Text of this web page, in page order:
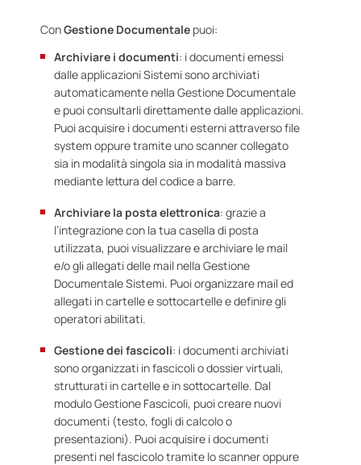
ConGestione Documentale puoi:
Archiviare i documenti: i documenti emessi
dalle applicazioni Sistemi sono archiviati
automaticamente nella Gestione Documentale
e puoi consultarli direttamente dalle applicazioni.
Puoi acquisire i documenti esterni attraverso file
system oppure tramite uno scanner collegato
sia in modalità singola sia in modalità massiva
mediante lettura delcodice a barre.
Archiviare la posta elettronica: grazie a
l’integrazione con la tua casella di posta
utilizzata, puoi visualizzare e archiviare le mail
e/o gli allegati delle mail nella Gestione
Documentale Sistemi. Puoi organizzare mail ed
allegati in cartelle e sottocartelle e definire gli
operatori abilitati.
Gestione dei fascicoli: i documenti archiviati
sono organizzati in fascicoli o dossier virtuali,
strutturati in cartelle e in sottocartelle. Dal
modulo Gestione Fascicoli, puoi creare nuovi
documenti (testo, fogli di calcolo o
presentazioni). Puoi acquisire i documenti
presenti nel fascicolo tramite loscanneroppure